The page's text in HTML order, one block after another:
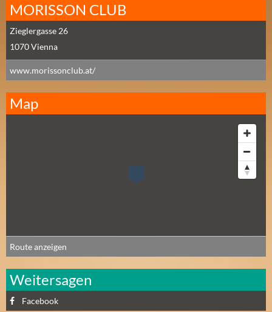
0
)
A
U
G
U
S
T
E
M
MORISSON CLUB
Zieglergasse 26
1070Vienna
www.morissonclub.at/
Map
Route anzeigen
Weitersagen
Facebook